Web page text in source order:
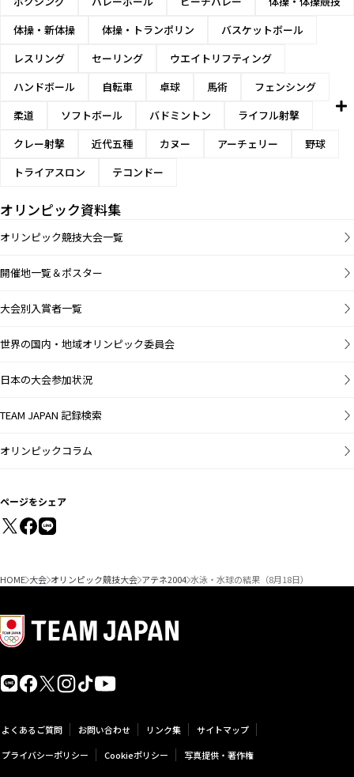
体操・新体操
体操・トランポリン
バスケットボール
レスリング
セーリング
ウエイトリフティング
ハンドボール
自転車 卓球 馬術
フェンシング
柔道
ソフトボール バドミントン
ライフル射撃
クレー射撃
近代五種 カヌー アーチェリー
野球
トライアスロン
テコンドー
オリンピック資料集
オリンピック競技大会一覧
開催地一覧＆ポスター
大会別入賞者一覧
世界の国内・地域オリンピック委員会
日本の大会参加状況
TEAM JAPAN 記録検索
オリンピックコラム
ページをシェア
HOME 大会 オリンピック競技大会 アテネ2004 水泳・水球の結果（8月18日）
よくあるご質問 お問い合わせ リンク集
サイトマップ
プライバシーポリシー
Cookieポリシー 写真提供・著作権